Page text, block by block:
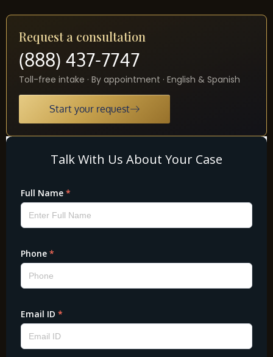
Request a consultation
(888) 437-7747
Toll-free intake · By appointment · English & Spanish
Start your request